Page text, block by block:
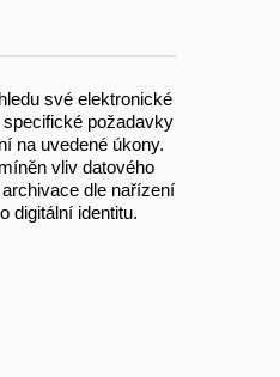
své elektronické
požadavky
na uvedené úkony.
vliv datového
dle nařízení
digitální identitu.